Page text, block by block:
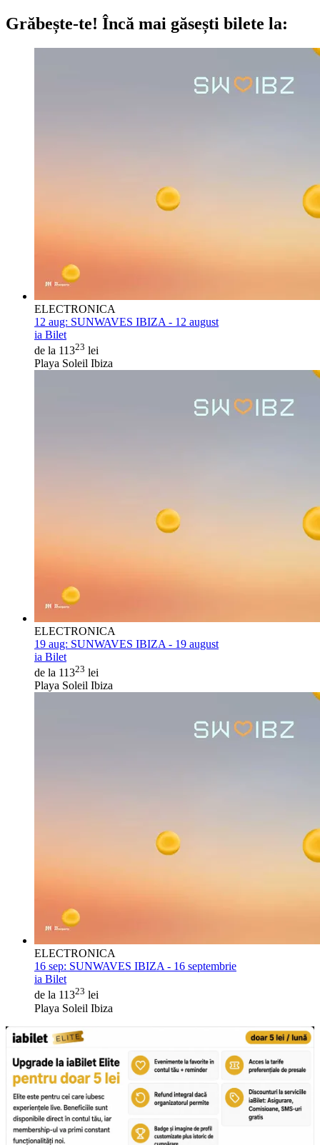
Grăbește-te! Încă mai găsești bilete la:
ELECTRONICA
12 aug: SUNWAVES IBIZA - 12 august
ia Bilet
de la 11323 lei
Playa Soleil Ibiza
ELECTRONICA
19 aug: SUNWAVES IBIZA - 19 august
ia Bilet
de la 11323 lei
Playa Soleil Ibiza
ELECTRONICA
16 sep: SUNWAVES IBIZA - 16 septembrie
ia Bilet
de la 11323 lei
Playa Soleil Ibiza